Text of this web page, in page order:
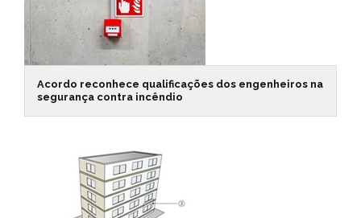
Acordo reconhece qualificações dos engenheiros na
segurança contra incêndio